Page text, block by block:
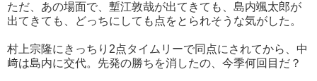
ただ、あの場面で、塹江敦哉が出てきても、島内颯太郎が
出てきても、どっちにしても点をとられそうな気がした。
村上宗隆にきっちり2点タイムリーで同点にされてから、中
﨑は島内に交代。先発の勝ちを消したの、今季何回目だ？